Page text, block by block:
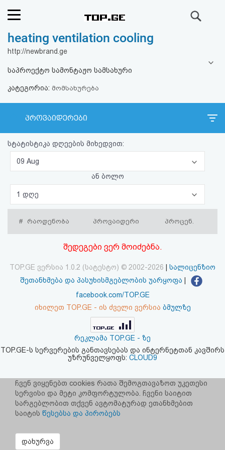
რეიტინგი
ფოსტა
კითხვა-
პასუხი
ავტორიზაცია
რეგისტრაცია
აღდგენა
კოდი
სალიცენზიო
პასუხისმგებლობის
უარყოფა
heating ventilation cooling
http://newbrand.ge
საპროექტო სამონტაჟო სამსახური
კატეგორია: მომსახურება
პროვაიდერები
სტატისტიკა დღეების მიხედვით:
09 Aug
ან ბოლო
1 დღე
# რაოდენობა პროვაიდერი პროცენ.
შედეგები ვერ მოიძებნა.
TOP.GE ვერსია 1.0.2 (სატესტო) © 2002-2026
სალიცენზიო
შეთანხმება და პასუხისმგებლობის უარყოფა
facebook.com/TOP.GE
იხილეთ TOP.GE - ის ძველი ვერსია ბმულზე
რეკლამა TOP.GE - ზე
TOP.GE-ს სერვერების განთავსებას და ინტერნეტთან კავშირს
უზრუნველყოფს: CLOUD9
ჩვენ ვიყენებთ cookies რათა შემოგთავაზოთ უკეთესი
სერვისი და მეტი კომფორტულობა. ჩვენი საიტით
სარგებლობით თქვენ ავტომატურად ეთანხმებით
საიტის წესებსა და პირობებს
დახურვა